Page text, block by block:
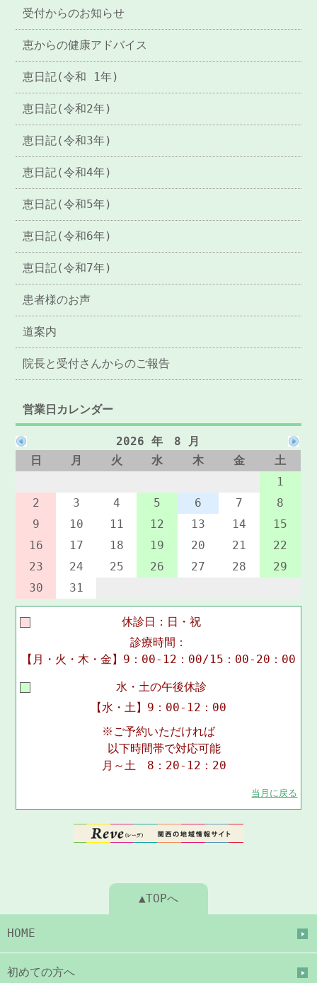
受付からのお知らせ
恵からの健康アドバイス
恵日記(令和 1年)
恵日記(令和2年)
恵日記(令和3年)
恵日記(令和4年)
恵日記(令和5年)
恵日記(令和6年)
恵日記(令和7年)
患者様のお声
道案内
院長と受付さんからのご報告
営業日カレンダー
2026 年 8 月
日
月 火 水 木 金
土
1
2
3 4 5 6 7
8
9
10 11 12 13 14
15
16
17 18 19 20 21
22
23
24 25 26 27 28
29
30
31
休診日：日・祝
診療時間：
【月・火・木・金】9：00-12：00/15：00-20：00
水・土の午後休診
【水・土】9：00-12：00
※ご予約いただければ
以下時間帯で対応可能
月～土 8：20-12：20
当月に戻る
▲TOPへ
HOME
初めての方へ